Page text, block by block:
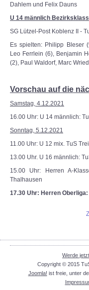
Dahlem und Felix Dauns
U 14 männlich
SG Lützel-Post Koblenz II -
Es spielten: Philipp Bleser
Leo Ferrlein (6), Benjamin
(2), Paul Waldorf, Marc
Vorschau auf die
Samstag, 4.12.2021
16.00 Uhr: U 14 männlich:
Sonntag, 5.12.2021
11.00 Uhr: U 12 mix. TuS
13.00 Uhr. U 16 männlich:
15.00 Uhr: Herren A-
Thalhausen
17.30 Uhr: Herren
Werde
Copyright © 2015
Joomla! ist freie, unter